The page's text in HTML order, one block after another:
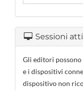
Sessioni
Gli editori
e i dispositivi
dispositivo non